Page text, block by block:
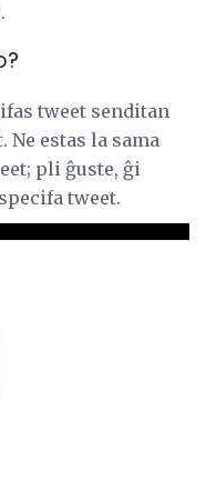
tweet senditan
estas la sama
pli ĝuste, ĝi
tweet.